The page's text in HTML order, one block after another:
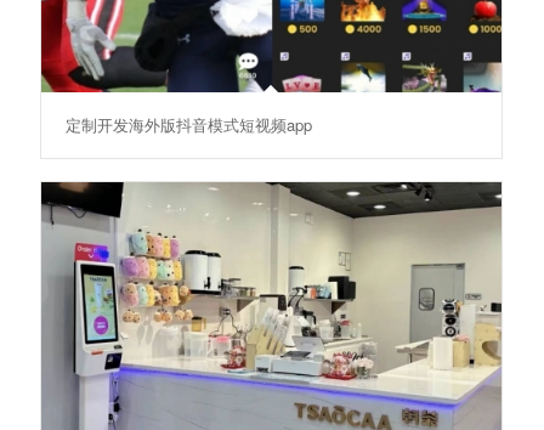
定制开发海外版抖音模式短视频app